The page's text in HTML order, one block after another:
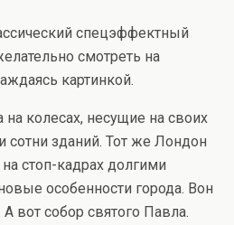
спецэффектный
смотреть на
картинкой.
колесах, несущие на своих
сотни зданий. Тот же Лондон
стоп-кадрах долгими
особенности города. Вон
вот собор святого Павла.